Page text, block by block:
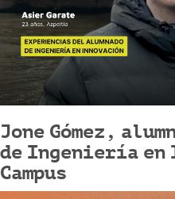
Jone Gómez,
de Ingeniería en
Campus